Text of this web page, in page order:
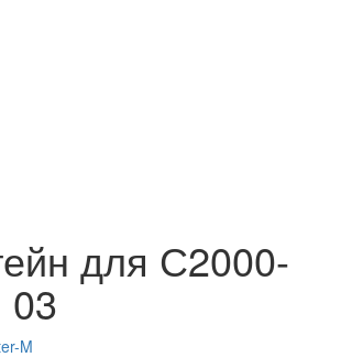
для С2000-
03
M